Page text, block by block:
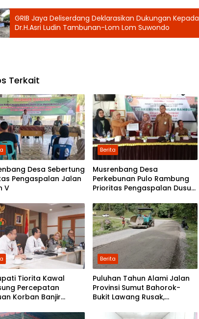
GRIB Jaya Deliserdang Deklarasikan Dukungan Kepada
Dr.H.Asri Ludin Tambunan-Lom Lom Suwondo
Terkait
Desa Sebertung
Pengaspalan Jalan
V
Berita
Musrenbang Desa
Perkebunan Pulo Rambung
Prioritas Pengaspalan Dusun
Pondok Boyan
Tiorita Kawal
Percepatan
Korban Banjir
Berita
Puluhan Tahun Alami Jalan
Provinsi Sumut Bahorok-
Bukit Lawang Rusak,
Perbaikan